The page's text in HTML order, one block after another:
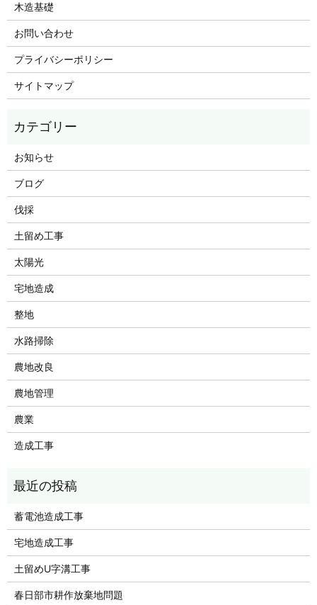
木造基礎
お問い合わせ
プライバシーポリシー
サイトマップ
お知らせ
ブログ
伐採
土留め工事
太陽光
宅地造成
整地
水路掃除
農地改良
農地管理
農業
造成工事
蓄電池造成工事
宅地造成工事
土留めU字溝工事
春日部市耕作放棄地問題